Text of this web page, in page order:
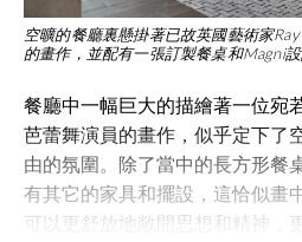
空曠的餐廳裏懸掛著已故英國藝術家
的畫作，並配有一張訂製餐桌和Magni
餐廳中一幅巨大的描繪著一位宛
芭蕾舞演員的畫作，似乎定下了
由的氛圍。除了當中的長方形餐
有其它的家具和擺設，這恰似畫
可以更舒放地敞開思想和精神，